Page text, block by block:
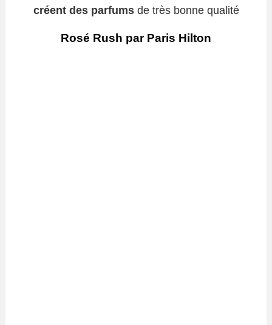
créent des parfumsde très bonne qualité
Rosé Rush par Paris Hilton